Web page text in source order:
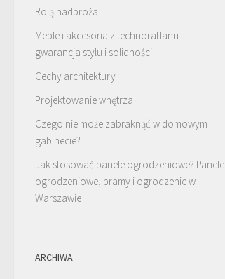
Rolą nadproża
Meble i akcesoria z technorattanu –
gwarancja stylu i solidności
Cechy architektury
Projektowanie wnętrza
Czego nie może zabraknąć w domowym
gabinecie?
Jak stosować panele ogrodzeniowe? Panele
ogrodzeniowe, bramy i ogrodzenie w
Warszawie
ARCHIWA